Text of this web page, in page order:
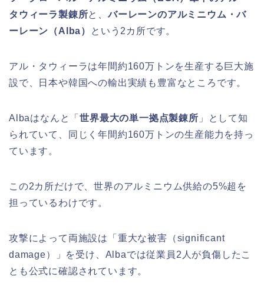
タウィーラ製錬所と、バーレーンのアルミニウム・バ
ーレーン（Alba）
という2カ所です。
アル・タウィーラは年間約160万トンを生産する巨大施
設で、日本や韓国への輸出実績も豊富なところです。
Albaはなんと「世界最大の単一拠点製錬所 」として知
られていて、同じく年間約160万トンの生産能力を持っ
ています。
この2カ所だけで、世界のアルミニウム供給の5%超を
担っているわけです。
攻撃によって両施設は「重大な被害（significant
damage）」を受け、Albaでは従業員2人が負傷したこ
とも公式に確認されています。